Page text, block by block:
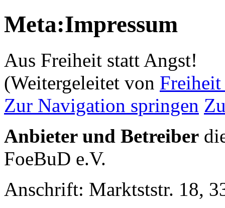
Meta:Impressum
Aus Freiheit statt Angst!
(Weitergeleitet von
Zur Navigation springen
Anbieter und Betreiber
FoeBuD e.V.
Anschrift: Marktststr. 18,